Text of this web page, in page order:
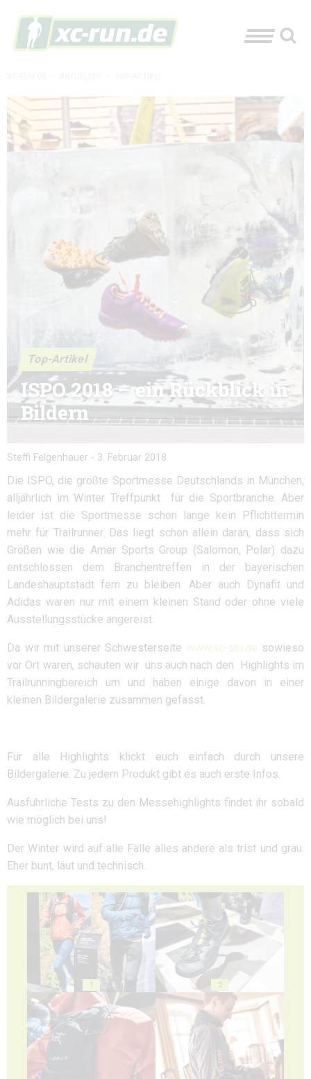
Top-Artikel
ISPO 2018 – ein Rückblick in
Bildern
Steffi Felgenhauer - 3. Februar 2018
Die ISPO, die größte Sportmesse Deutschlands in München,
alljährlich im Winter Treffpunkt für die Sportbranche. Aber
leider ist die Sportmesse schon lange kein Pflichttermin
mehr für Trailrunner. Das liegt schon allein daran, dass sich
Größen wie die Amer Sports Group (Salomon, Polar) dazu
entschlossen dem Branchentreffen in der bayerischen
Landeshauptstadt fern zu bleiben. Aber auch Dynafit und
Adidas waren nur mit einem kleinen Stand oder ohne viele
Ausstellungsstücke angereist.
Da wir mit unserer Schwesterseite www.xc-ski.de sowieso
vor Ort waren, schauten wir uns auch nach den Highlights im
Trailrunningbereich um und haben einige davon in einer
kleinen Bildergalerie zusammen gefasst.
Für alle Highlights klickt euch einfach durch unsere
Bildergalerie. Zu jedem Produkt gibt es auch erste Infos.
Ausführliche Tests zu den Messehighlights findet ihr sobald
wie möglich bei uns!
Der Winter wird auf alle Fälle alles andere als trist und grau.
Eher bunt, laut und technisch.
1 2